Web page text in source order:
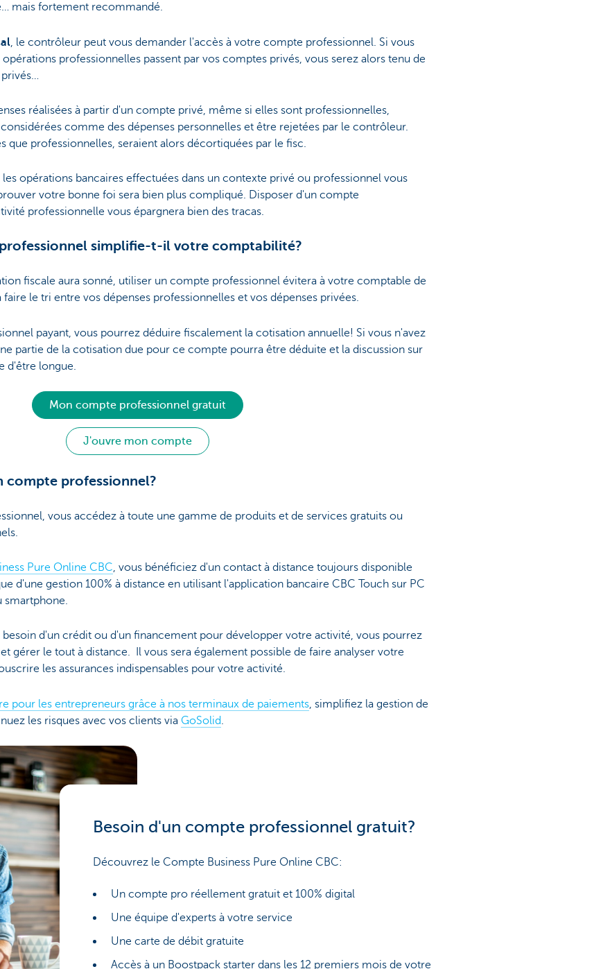
mais fortement recommandé.
, le contrôleur peut vous demander l'accès à votre compte professionnel. Si vous
professionnelles passent par vos comptes privés, vous serez alors tenu de
réalisées à partir d'un compte privé, même si elles sont professionnelles,
comme des dépenses personnelles et être rejetées par le contrôleur.
que professionnelles, seraient alors décortiquées par le fisc.
opérations bancaires effectuées dans un contexte privé ou professionnel vous
votre bonne foi sera bien plus compliqué. Disposer d'un compte
professionnelle vous épargnera bien des tracas.
simplifie-t-il votre comptabilité?
fiscale aura sonné, utiliser un compte professionnel évitera à votre comptable de
faire le tri entre vos dépenses professionnelles et vos dépenses privées.
payant, vous pourrez déduire fiscalement la cotisation annuelle! Si vous n'avez
partie de la cotisation due pour ce compte pourra être déduite et la discussion sur
d'être longue.
Mon compte professionnel gratuit
J'ouvre mon compte
compte professionnel?
vous accédez à toute une gamme de produits et de services gratuits ou
Pure Online CBC, vous bénéficiez d'un contact à distance toujours disponible
d'une gestion 100% à distance en utilisant l'application bancaire CBC Touch sur PC
smartphone.
besoin d'un crédit ou d'un financement pour développer votre activité, vous pourrez
gérer le tout à distance. Il vous sera également possible de faire analyser votre
les assurances indispensables pour votre activité.
pour les entrepreneurs grâce à nos terminaux de paiements, simplifiez la gestion de
les risques avec vos clients via GoSolid.
Besoin d'un compte professionnel gratuit?
Découvrez le Compte Business Pure Online CBC:
Un compte pro réellement gratuit et 100% digital
Une équipe d'experts à votre service
Une carte de débit gratuite
Accès à un Boostpack starter dans les 12 premiers mois de votre